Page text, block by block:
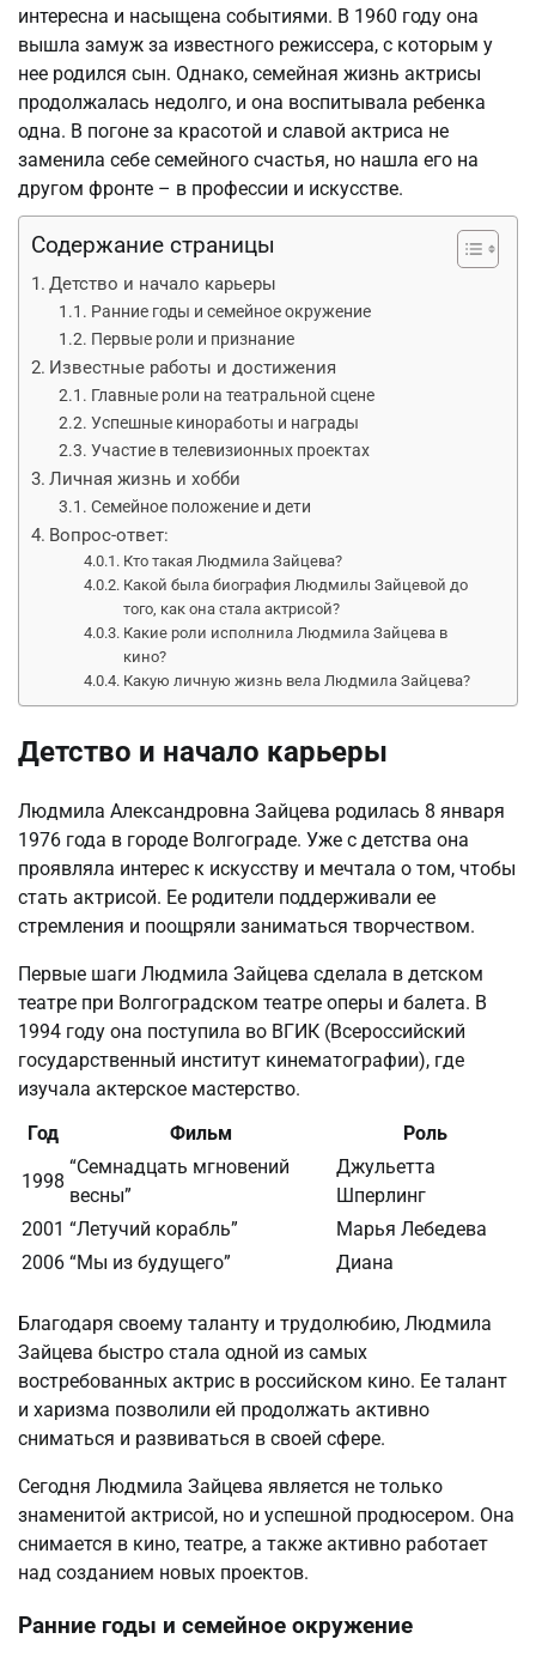
интересна и насыщена событиями. В 1960 году она
вышла замуж за известного режиссера, с которым у
нее родился сын. Однако, семейная жизнь актрисы
продолжалась недолго, и она воспитывала ребенка
одна. В погоне за красотой и славой актриса не
заменила себе семейного счастья, но нашла его на
другом фронте – в профессии и искусстве.
Содержание страницы
Детство и начало карьеры
Ранние годы и семейное окружение
Первые роли и признание
Известные работы и достижения
Главные роли на театральной сцене
Успешные киноработы и награды
Участие в телевизионных проектах
Личная жизнь и хобби
Семейное положение и дети
Вопрос-ответ:
Кто такая Людмила Зайцева?
Какой была биография Людмилы Зайцевой до
того, как она стала актрисой?
Какие роли исполнила Людмила Зайцева в
кино?
Какую личную жизнь вела Людмила Зайцева?
Детство и начало карьеры
Людмила Александровна Зайцева родилась 8 января
1976 года в городе Волгограде. Уже с детства она
проявляла интерес к искусству и мечтала о том, чтобы
стать актрисой. Ее родители поддерживали ее
стремления и поощряли заниматься творчеством.
Первые шаги Людмила Зайцева сделала в детском
театре при Волгоградском театре оперы и балета. В
1994 году она поступила во ВГИК (Всероссийский
государственный институт кинематографии), где
изучала актерское мастерство.
Год
Фильм Роль
1998
“Семнадцать мгновений
весны”
Джульетта
Шперлинг
2001 “Летучий корабль”
Марья Лебедева
2006 “Мы из будущего” Диана
Благодаря своему таланту и трудолюбию, Людмила
Зайцева быстро стала одной из самых
востребованных актрис в российском кино. Ее талант
и харизма позволили ей продолжать активно
сниматься и развиваться в своей сфере.
Сегодня Людмила Зайцева является не только
знаменитой актрисой, но и успешной продюсером. Она
снимается в кино, театре, а также активно работает
над созданием новых проектов.
Ранние годы и семейное окружение